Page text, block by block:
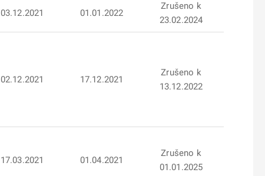
03.12.2021 01.01.2022
Zrušeno k
23.02.2024
02.12.2021 17.12.2021
Zrušeno k
13.12.2022
17.03.2021 01.04.2021
Zrušeno k
01.01.2025